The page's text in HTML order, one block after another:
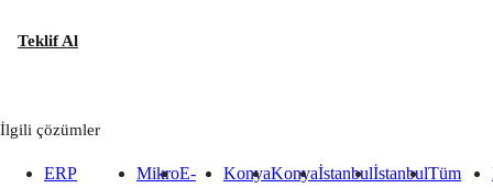
Teklif Al
İlgili çözümler
ERP
MikroE-
KonyaKonyaİstanbulİstanbulTüm